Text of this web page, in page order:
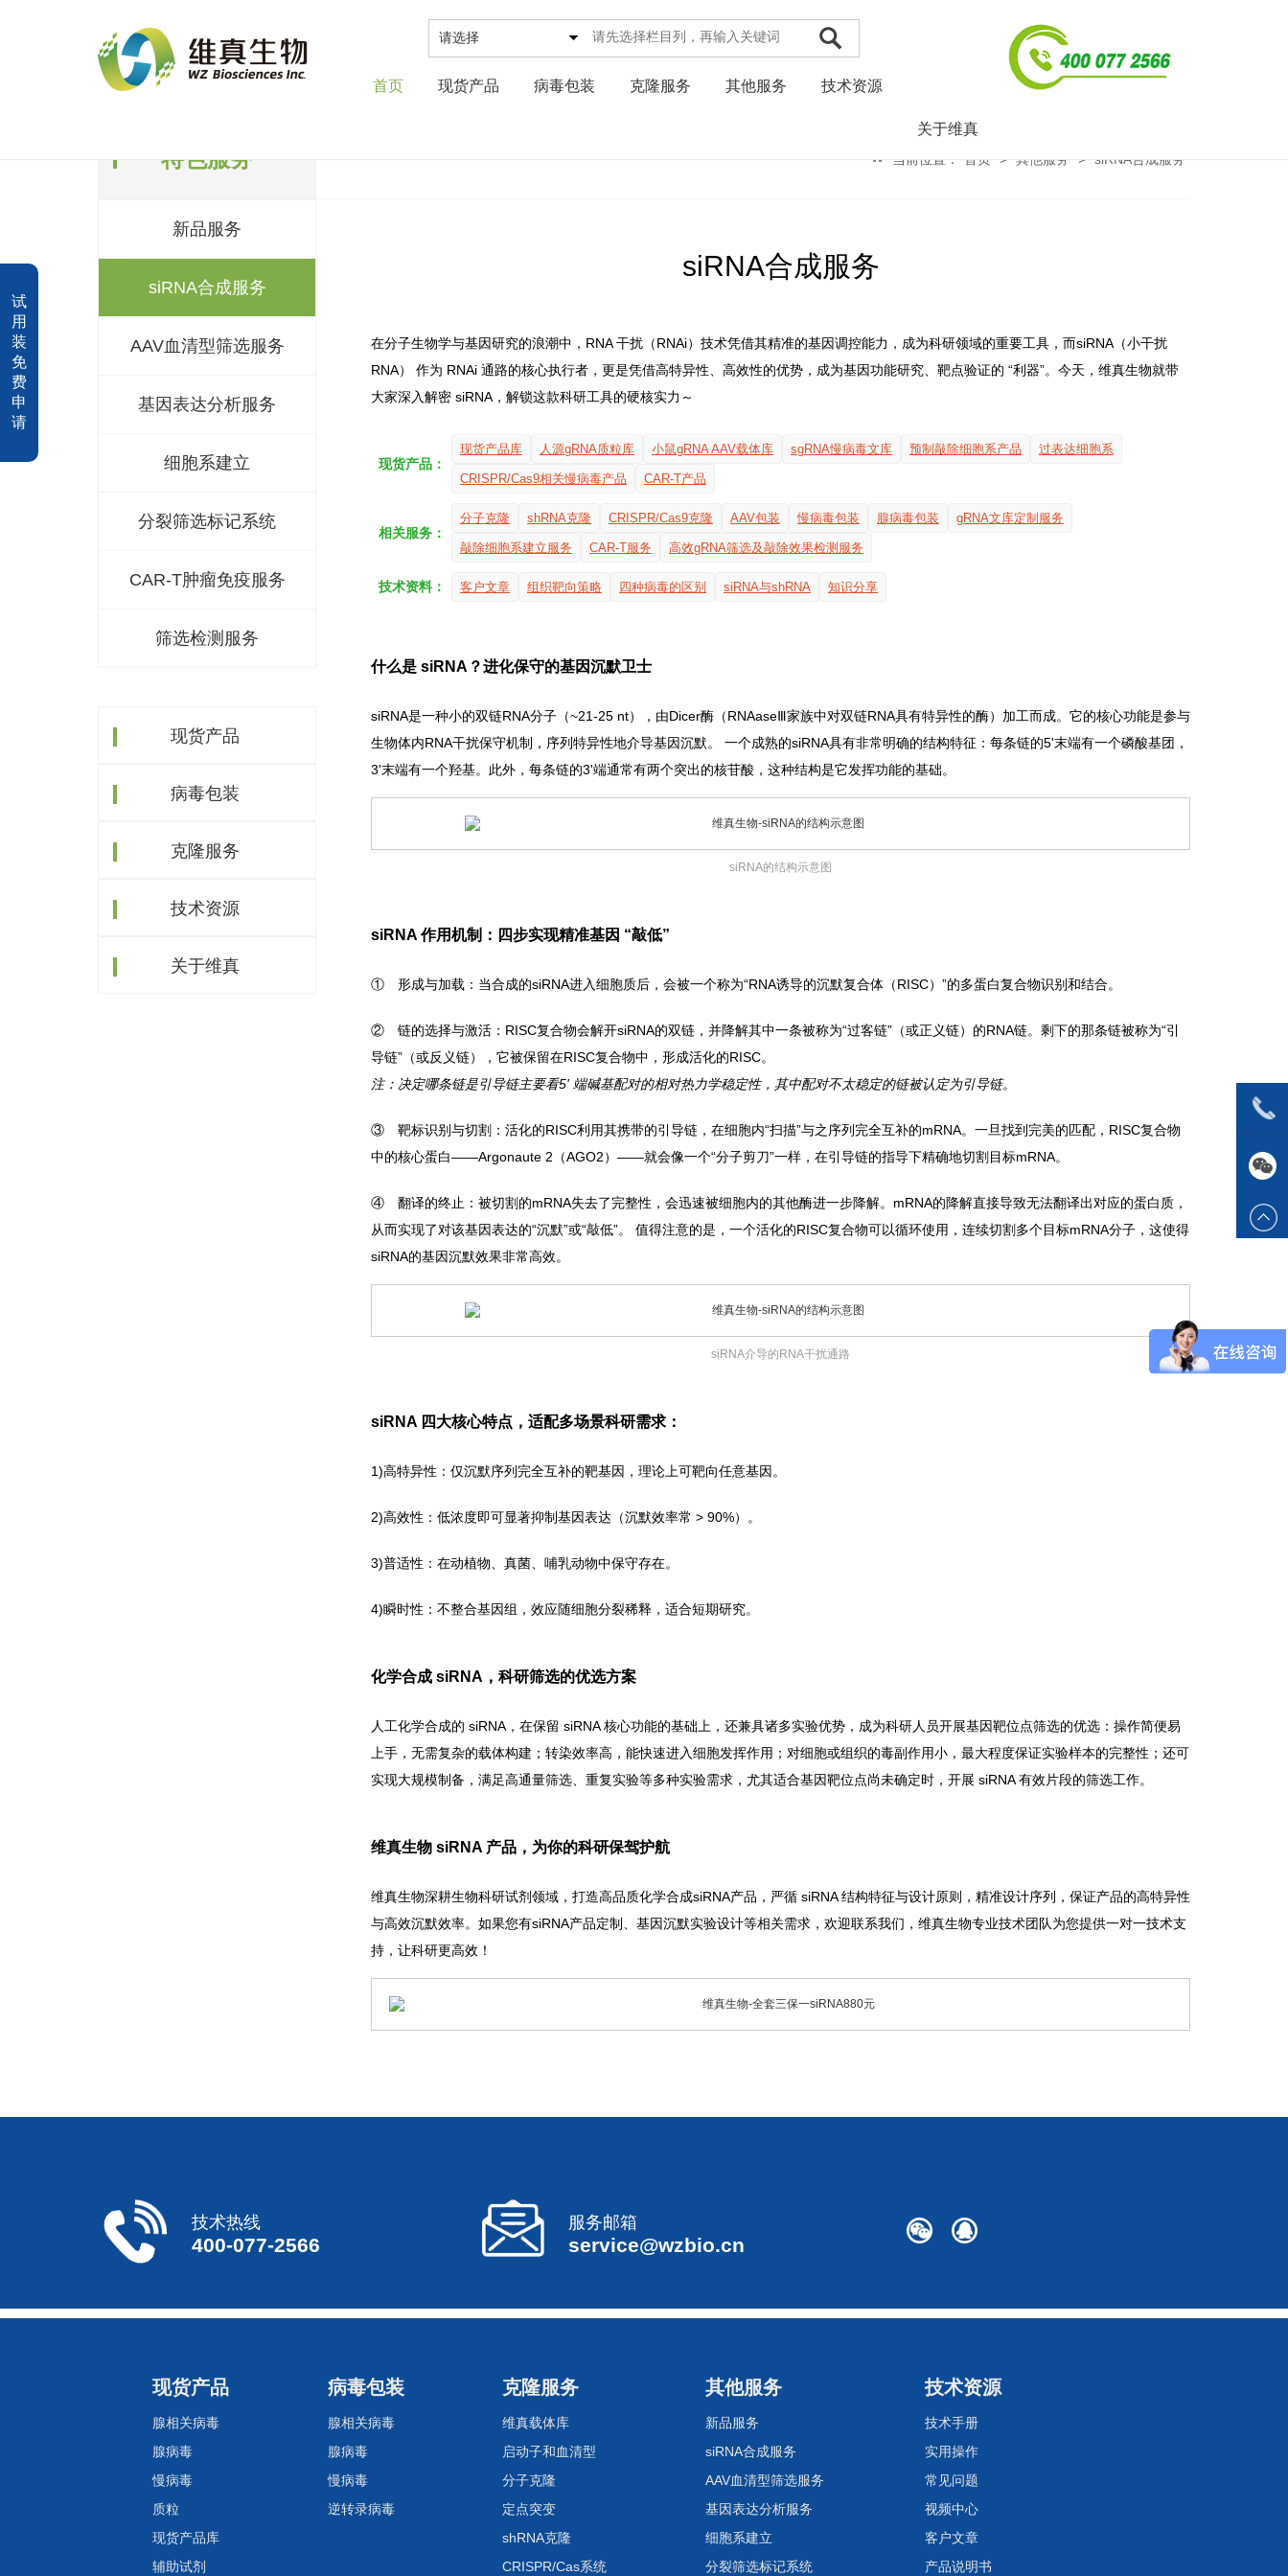
请选择
首页 现货产品 病毒包装 克隆服务 其他服务 技术资源
关于维真
特色服务
新品服务
siRNA合成服务
AAV血清型筛选服务
基因表达分析服务
细胞系建立
分裂筛选标记系统
CAR-T肿瘤免疫服务
筛选检测服务
现货产品
病毒包装
克隆服务
技术资源
关于维真
当前位置： 首页 > 其他服务 > siRNA合成服务
siRNA合成服务
在分子生物学与基因研究的浪潮中，RNA 干扰（RNAi）技术凭借其精准的基因调控能力，成为科研领域的重要工具，而siRNA（小干扰
RNA） 作为 RNAi 通路的核心执行者，更是凭借高特异性、高效性的优势，成为基因功能研究、靶点验证的 “利器”。今天，维真生物就带
大家深入解密 siRNA，解锁这款科研工具的硬核实力～
现货产品：
现货产品库 人源gRNA质粒库 小鼠gRNA AAV载体库 sgRNA慢病毒文库 预制敲除细胞系产品 过表达细胞系
CRISPR/Cas9相关慢病毒产品 CAR-T产品
相关服务：
分子克隆 shRNA克隆 CRISPR/Cas9克隆 AAV包装 慢病毒包装 腺病毒包装 gRNA文库定制服务
敲除细胞系建立服务 CAR-T服务 高效gRNA筛选及敲除效果检测服务
技术资料： 客户文章 组织靶向策略 四种病毒的区别 siRNA与shRNA 知识分享
什么是 siRNA？进化保守的基因沉默卫士
siRNA是一种小的双链RNA分子（~21-25 nt），由Dicer酶（RNAaseⅢ家族中对双链RNA具有特异性的酶）加工而成。它的核心功能是参与
生物体内RNA干扰保守机制，序列特异性地介导基因沉默。 一个成熟的siRNA具有非常明确的结构特征：每条链的5'末端有一个磷酸基团，
3'末端有一个羟基。此外，每条链的3'端通常有两个突出的核苷酸，这种结构是它发挥功能的基础。
siRNA的结构示意图
siRNA 作用机制：四步实现精准基因 “敲低”
① 形成与加载：当合成的siRNA进入细胞质后，会被一个称为“RNA诱导的沉默复合体（RISC）”的多蛋白复合物识别和结合。
② 链的选择与激活：RISC复合物会解开siRNA的双链，并降解其中一条被称为“过客链”（或正义链）的RNA链。剩下的那条链被称为“引
导链”（或反义链），它被保留在RISC复合物中，形成活化的RISC。
注：决定哪条链是引导链主要看5' 端碱基配对的相对热力学稳定性，其中配对不太稳定的链被认定为引导链。
③ 靶标识别与切割：活化的RISC利用其携带的引导链，在细胞内“扫描”与之序列完全互补的mRNA。一旦找到完美的匹配，RISC复合物
中的核心蛋白——Argonaute 2（AGO2）——就会像一个“分子剪刀”一样，在引导链的指导下精确地切割目标mRNA。
④ 翻译的终止：被切割的mRNA失去了完整性，会迅速被细胞内的其他酶进一步降解。mRNA的降解直接导致无法翻译出对应的蛋白质，
从而实现了对该基因表达的“沉默”或“敲低”。 值得注意的是，一个活化的RISC复合物可以循环使用，连续切割多个目标mRNA分子，这使得
siRNA的基因沉默效果非常高效。
siRNA介导的RNA干扰通路
siRNA 四大核心特点，适配多场景科研需求：
1)高特异性：仅沉默序列完全互补的靶基因，理论上可靶向任意基因。
2)高效性：低浓度即可显著抑制基因表达（沉默效率常 > 90%）。
3)普适性：在动植物、真菌、哺乳动物中保守存在。
4)瞬时性：不整合基因组，效应随细胞分裂稀释，适合短期研究。
化学合成 siRNA，科研筛选的优选方案
人工化学合成的 siRNA，在保留 siRNA 核心功能的基础上，还兼具诸多实验优势，成为科研人员开展基因靶位点筛选的优选：操作简便易
上手，无需复杂的载体构建；转染效率高，能快速进入细胞发挥作用；对细胞或组织的毒副作用小，最大程度保证实验样本的完整性；还可
实现大规模制备，满足高通量筛选、重复实验等多种实验需求，尤其适合基因靶位点尚未确定时，开展 siRNA 有效片段的筛选工作。
维真生物 siRNA 产品，为你的科研保驾护航
维真生物深耕生物科研试剂领域，打造高品质化学合成siRNA产品，严循 siRNA 结构特征与设计原则，精准设计序列，保证产品的高特异性
与高效沉默效率。如果您有siRNA产品定制、基因沉默实验设计等相关需求，欢迎联系我们，维真生物专业技术团队为您提供一对一技术支
持，让科研更高效！
试
用
装
免
费
申
请
技术热线
400-077-2566
服务邮箱
service@wzbio.cn
现货产品
腺相关病毒
腺病毒
慢病毒
质粒
现货产品库
辅助试剂
病毒包装
腺相关病毒
腺病毒
慢病毒
逆转录病毒
克隆服务
维真载体库
启动子和血清型
分子克隆
定点突变
shRNA克隆
CRISPR/Cas系统
其他服务
新品服务
siRNA合成服务
AAV血清型筛选服务
基因表达分析服务
细胞系建立
分裂筛选标记系统
技术资源
技术手册
实用操作
常见问题
视频中心
客户文章
产品说明书